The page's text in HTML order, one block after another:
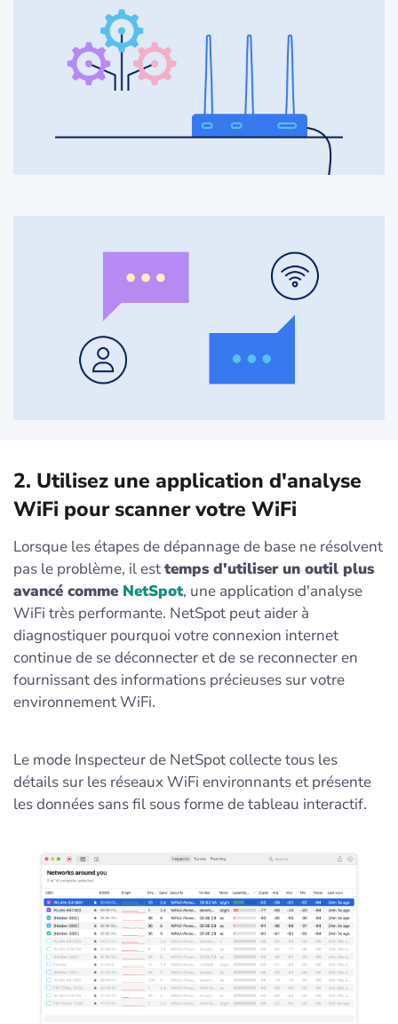
2. Utilisez une application d'analyse
WiFi pour scanner votre WiFi
Lorsque les étapes de dépannage de base ne résolvent
pas le problème, il esttemps d'utiliser un outil plus
avancé comme NetSpot, une application d'analyse
WiFi très performante. NetSpot peut aider à
diagnostiquer pourquoi votre connexion internet
continue de se déconnecter et de se reconnecter en
fournissant des informations précieuses sur votre
environnement WiFi.
Le mode Inspecteur de NetSpot collecte tous les
détails sur les réseaux WiFi environnants et présente
les données sans fil sous forme de tableau interactif.